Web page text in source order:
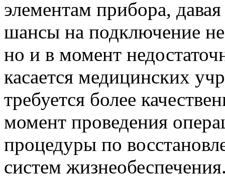
элементам прибора,
шансы на подключение не
но и в момент
касается медицинских
требуется более
момент проведения
процедуры по
систем